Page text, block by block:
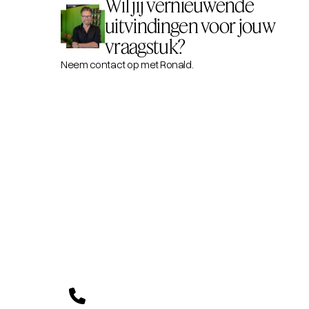
Wil jij vernieuwende
uitvindingen voor jouw
vraagstuk?
Neem contact op metRonald.